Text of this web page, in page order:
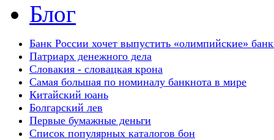
Блог
Банк России хочет выпустить «олимпийские»
Патриарх денежного дела
Словакия - словацкая крона
Самая большая по номиналу банкнота в мире
Китайский юань
Болгарский лев
Первые бумажные деньги
Список популярных каталогов бон